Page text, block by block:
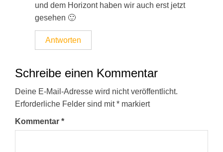
und dem Horizont haben wir auch erst jetzt
gesehen 🙂
Antworten
Schreibe einen Kommentar
Deine E-Mail-Adresse wird nicht veröffentlicht.
Erforderliche Felder sind mit* markiert
Kommentar *